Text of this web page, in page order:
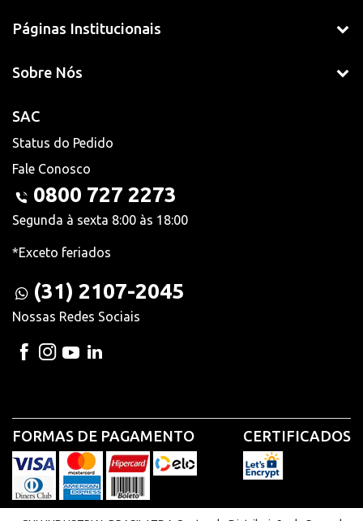
Páginas Institucionais
Sobre Nós
SAC
Status do Pedido
Fale Conosco
0800 727 2273
Segunda à sexta 8:00 às 18:00
*Exceto feriados
(31) 2107-2045
Nossas Redes Sociais
FORMAS DE PAGAMENTO CERTIFICADOS